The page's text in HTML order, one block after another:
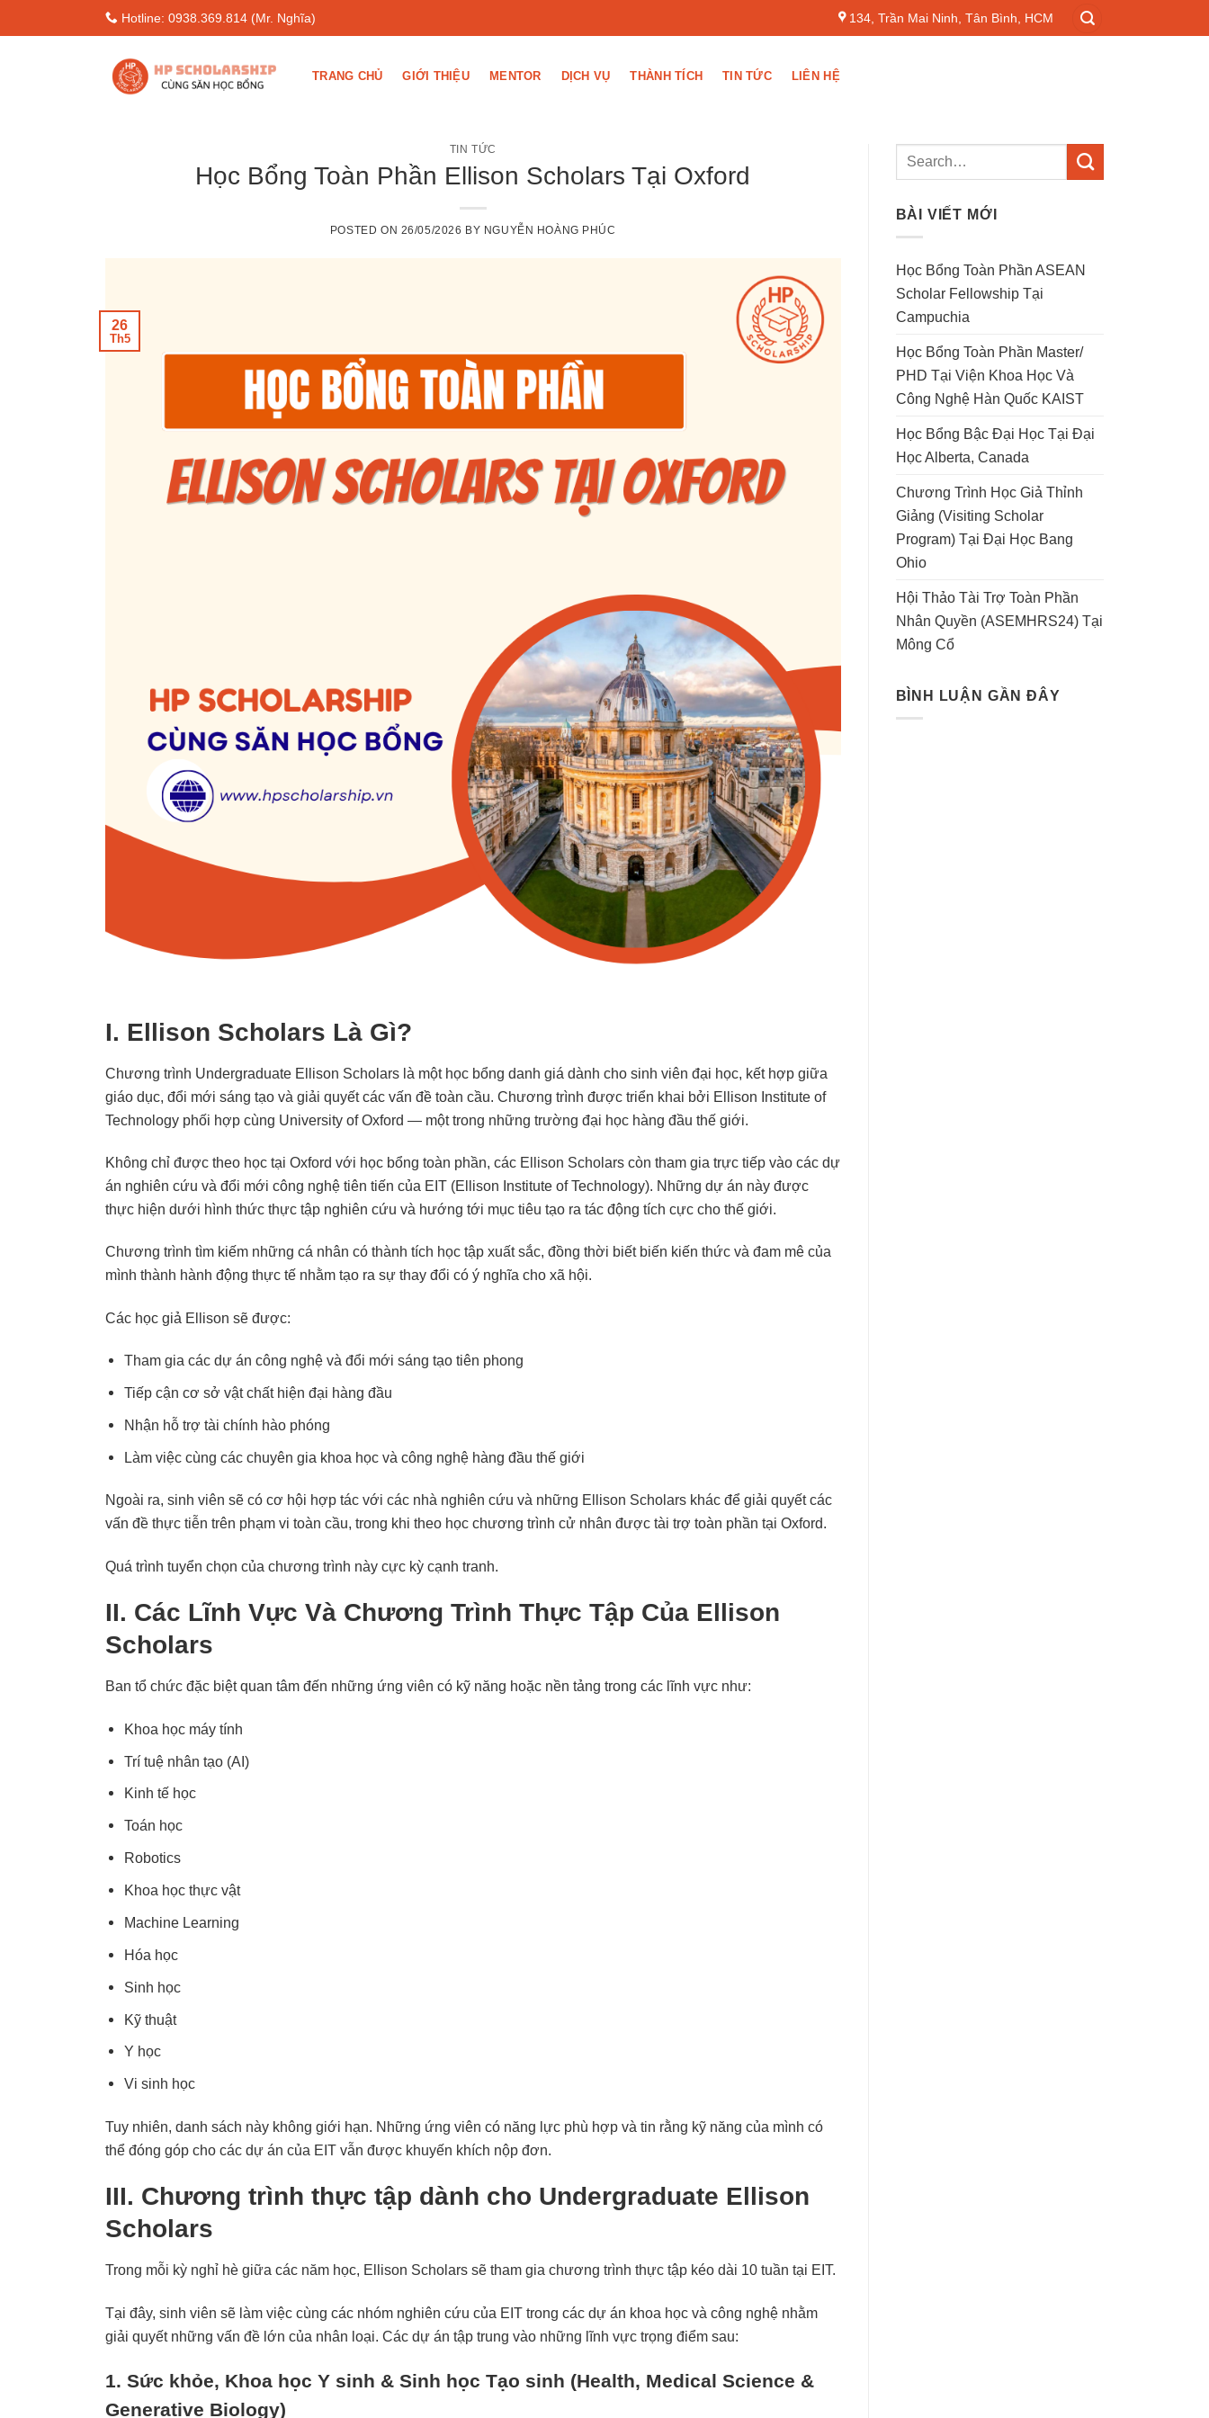
to
Hotline: 0938.369.814 (Mr. Nghĩa) 134, Trần Mai Ninh, Tân Bình, HCM
TRANG CHỦ GIỚI THIỆU MENTOR DỊCH VỤ THÀNH TÍCH TIN TỨC LIÊN HỆ
TIN TỨC
Học Bổng Toàn Phần Ellison Scholars Tại Oxford
POSTED ON 26/05/2026 BY NGUYỄN HOÀNG PHÚC
26
Th5
I. Ellison Scholars Là Gì?
Chương trình Undergraduate Ellison Scholars là một học bổng danh giá dành cho sinh viên đại học, kết hợp giữa
giáo dục, đổi mới sáng tạo và giải quyết các vấn đề toàn cầu. Chương trình được triển khai bởi Ellison Institute of
Technology phối hợp cùng University of Oxford — một trong những trường đại học hàng đầu thế giới.
Không chỉ được theo học tại Oxford với học bổng toàn phần, các Ellison Scholars còn tham gia trực tiếp vào các dự
án nghiên cứu và đổi mới công nghệ tiên tiến của EIT (Ellison Institute of Technology). Những dự án này được
thực hiện dưới hình thức thực tập nghiên cứu và hướng tới mục tiêu tạo ra tác động tích cực cho thế giới.
Chương trình tìm kiếm những cá nhân có thành tích học tập xuất sắc, đồng thời biết biến kiến thức và đam mê của
mình thành hành động thực tế nhằm tạo ra sự thay đổi có ý nghĩa cho xã hội.
Các học giả Ellison sẽ được:
Tham gia các dự án công nghệ và đổi mới sáng tạo tiên phong
Tiếp cận cơ sở vật chất hiện đại hàng đầu
Nhận hỗ trợ tài chính hào phóng
Làm việc cùng các chuyên gia khoa học và công nghệ hàng đầu thế giới
Ngoài ra, sinh viên sẽ có cơ hội hợp tác với các nhà nghiên cứu và những Ellison Scholars khác để giải quyết các
vấn đề thực tiễn trên phạm vi toàn cầu, trong khi theo học chương trình cử nhân được tài trợ toàn phần tại Oxford.
Quá trình tuyển chọn của chương trình này cực kỳ cạnh tranh.
II. Các Lĩnh Vực Và Chương Trình Thực Tập Của Ellison
Scholars
Ban tổ chức đặc biệt quan tâm đến những ứng viên có kỹ năng hoặc nền tảng trong các lĩnh vực như:
Khoa học máy tính
Trí tuệ nhân tạo (AI)
Kinh tế học
Toán học
Robotics
Khoa học thực vật
Machine Learning
Hóa học
Sinh học
Kỹ thuật
Y học
Vi sinh học
Tuy nhiên, danh sách này không giới hạn. Những ứng viên có năng lực phù hợp và tin rằng kỹ năng của mình có
thể đóng góp cho các dự án của EIT vẫn được khuyến khích nộp đơn.
III. Chương trình thực tập dành cho Undergraduate Ellison
Scholars
Trong mỗi kỳ nghỉ hè giữa các năm học, Ellison Scholars sẽ tham gia chương trình thực tập kéo dài 10 tuần tại EIT.
Tại đây, sinh viên sẽ làm việc cùng các nhóm nghiên cứu của EIT trong các dự án khoa học và công nghệ nhằm
giải quyết những vấn đề lớn của nhân loại. Các dự án tập trung vào những lĩnh vực trọng điểm sau:
1. Sức khỏe, Khoa học Y sinh & Sinh học Tạo sinh (Health, Medical Science &
Generative Biology)
BÀI VIẾT MỚI
Học Bổng Toàn Phần ASEAN
Scholar Fellowship Tại
Campuchia
Học Bổng Toàn Phần Master/
PHD Tại Viện Khoa Học Và
Công Nghệ Hàn Quốc KAIST
Học Bổng Bậc Đại Học Tại Đại
Học Alberta, Canada
Chương Trình Học Giả Thỉnh
Giảng (Visiting Scholar
Program) Tại Đại Học Bang
Ohio
Hội Thảo Tài Trợ Toàn Phần
Nhân Quyền (ASEMHRS24) Tại
Mông Cổ
BÌNH LUẬN GẦN ĐÂY